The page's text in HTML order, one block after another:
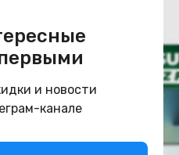
и новости
канале